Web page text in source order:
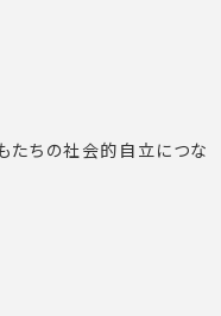
たちの社会的自立につな